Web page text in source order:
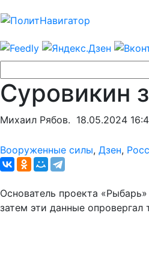
Суровикин
Михаил Рябов. 18.05.2024
Вооруженные силы, Дзен,
Основатель проекта
затем эти данные